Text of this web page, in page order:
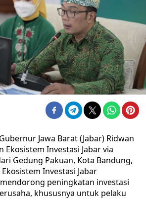
Gubernur Jawa Barat (Jabar) Ridwan
Ekosistem Investasi Jabar via
Gedung Pakuan, Kota Bandung,
Investasi Jabar
peningkatan investasi
khususnya untuk pelaku